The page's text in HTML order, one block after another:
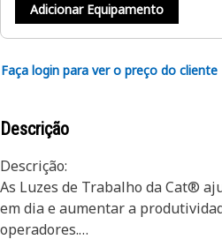
Adicionar Equipamento
Faça login para ver o preço do cliente
Descrição
Descrição:
As Luzes de Trabalho da Cat®
em dia e aumentar a
operadores.